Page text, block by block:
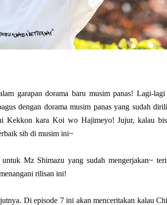
garapan dorama baru musim panas! Lagi-lagi
dengan dorama musim panas yang sudah
Kekkon kara Koi wo Hajimeyo! Jujur, kalau
sih di musim ini~
untuk Mz Shimazu yang sudah mengerjakan~
rilisan ini!
Di episode 7 ini akan menceritakan kalau